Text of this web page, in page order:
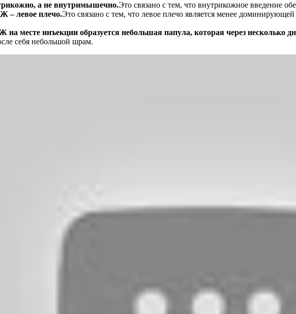
а не внутримышечно.Это связано с тем, что внутрикожное введение
– левое плечо.Это связано с тем, что левое плечо является менее
месте инъекции образуется небольшая папула, которая через несколько
себя небольшой шрам.